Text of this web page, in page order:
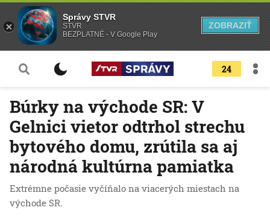
24
Búrky na východe SR: V
Gelnici vietor odtrhol strechu
bytového domu, zrútila sa aj
národná kultúrna pamiatka
Extrémne počasie vyčíňalo na viacerých miestach na
východe SR.
Správy STVR
STVR
BEZPLATNÉ - V Google Play
ZOBRAZIŤ